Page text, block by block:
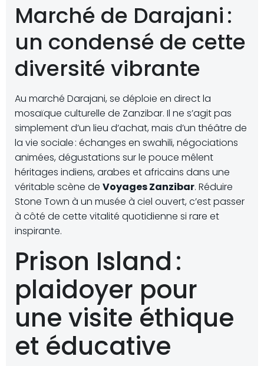
Marché de Darajani :
un condensé de cette
diversité vibrante
Au marché Darajani, se déploie en direct la
mosaïque culturelle de Zanzibar. Il ne s’agit pas
simplement d’un lieu d’achat, mais d’un théâtre de
la vie sociale : échanges en swahili, négociations
animées, dégustations sur le pouce mêlent
héritages indiens, arabes et africains dans une
véritable scène de Voyages Zanzibar. Réduire
Stone Town à un musée à ciel ouvert, c’est passer
à côté de cette vitalité quotidienne si rare et
inspirante.
Prison Island :
plaidoyer pour
une visite éthique
et éducative